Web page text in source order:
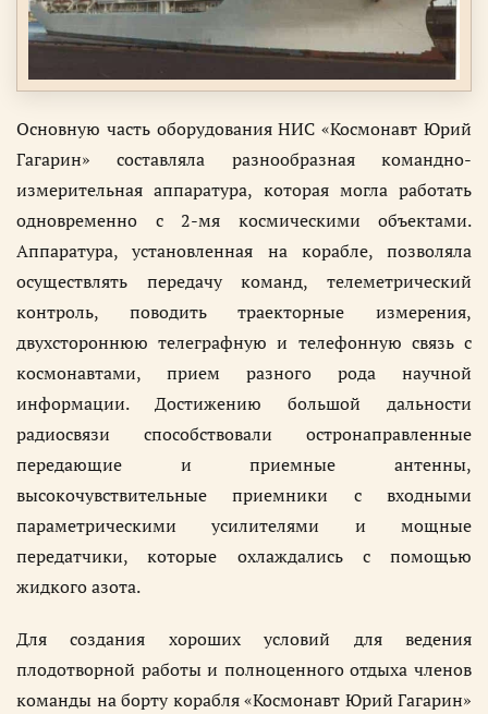
Основную часть оборудования НИС «Космонавт Юрий
Гагарин» составляла разнообразная командно-
измерительная аппаратура, которая могла работать
одновременно с 2-мя космическими объектами.
Аппаратура, установленная на корабле, позволяла
осуществлять передачу команд, телеметрический
контроль, поводить траекторные измерения,
двухстороннюю телеграфную и телефонную связь с
космонавтами, прием разного рода научной
информации. Достижению большой дальности
радиосвязи способствовали остронаправленные
передающие и приемные антенны,
высокочувствительные приемники с входными
параметрическими усилителями и мощные
передатчики, которые охлаждались с помощью
жидкого азота.
Для создания хороших условий для ведения
плодотворной работы и полноценного отдыха членов
команды на борту корабля «Космонавт Юрий Гагарин»